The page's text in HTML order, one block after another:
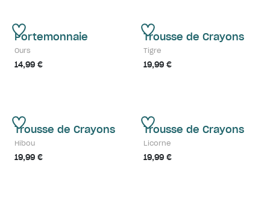
Portemonnaie
Ours
14,99 €
Trousse de Crayons
Tigre
19,99 €
Trousse de Crayons
Hibou
19,99 €
Trousse de Crayons
Licorne
19,99 €